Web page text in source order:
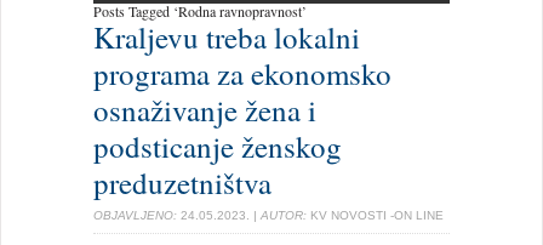
Posts Tagged ‘Rodna ravnopravnost’
Kraljevu treba lokalni
programa za ekonomsko
osnaživanje žena i
podsticanje ženskog
preduzetništva
OBJAVLJENO: 24.05.2023. | AUTOR: KV NOVOSTI -ON LINE